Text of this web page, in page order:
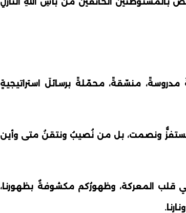
مدروسةً، منسّقةً، محمّلةً برسائلَ استراتيجيةٍ
نُستفزُّ ونصمت، بل من نُصيبُ ونتقنُ متى وأين
قلب المعركة، وظهورُكم مكشوفةٌ بظهورنا،